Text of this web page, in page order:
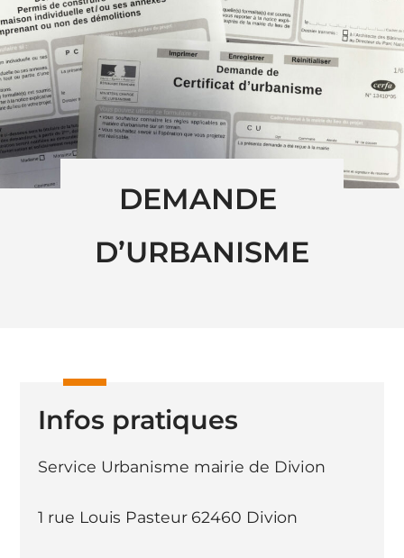
DEMANDE
D’URBANISME
Infos pratiques
Service Urbanisme mairie de Divion
1 rue Louis Pasteur 62460 Divion